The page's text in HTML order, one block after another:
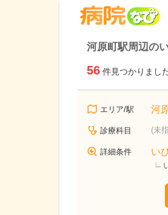
河原町駅周辺の
56 件見つかりまし
エリア/駅 河
診療科目 (未
詳細条件 い